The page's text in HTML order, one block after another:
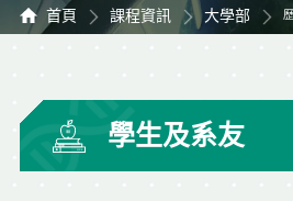
首頁 課程資訊 大學部
學生及系友